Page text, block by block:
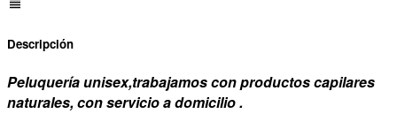
Descripción
Peluquería unisex,trabajamos con productos capilares
naturales, con servicio a domicilio .